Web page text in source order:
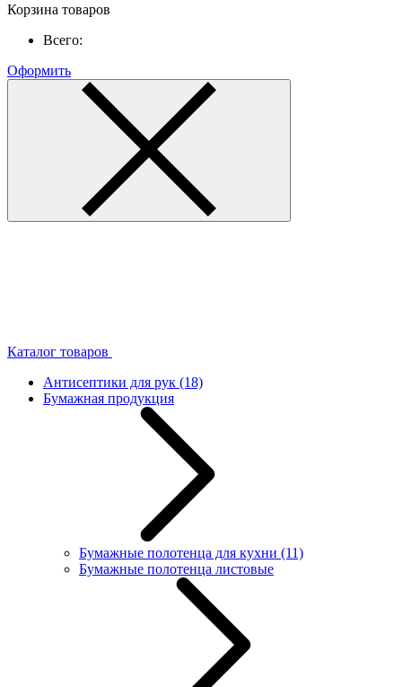
Корзина товаров
Всего:
Оформить
Каталог товаров
Антисептики для рук (18)
Бумажная продукция
Бумажные полотенца для кухни (11)
Бумажные полотенца листовые